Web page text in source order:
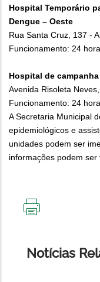
Hospital Temporário
Dengue – Oeste
Rua Santa Cruz, 137 -
Funcionamento: 24
Hospital de campanha
Avenida Risoleta
Funcionamento: 24
A Secretaria Municipal
epidemiológicos e
unidades podem ser
informações podem ser
Notícias